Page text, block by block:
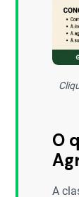
O
A